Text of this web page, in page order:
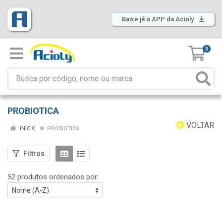
Baixe já o APP da Acioly
0
PROBIOTICA
VOLTAR
INÍCIO PROBIOTICA
Filtros
52 produtos ordenados por: